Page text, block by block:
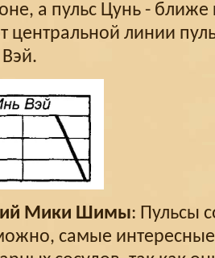
а пульс Цунь - ближе
центральной линии
Мики Шимы: Пульсы
самые